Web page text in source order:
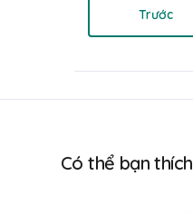
Trước
Có thể bạn thích